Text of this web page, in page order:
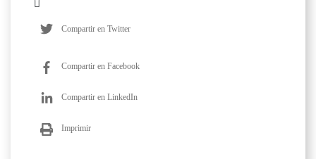
Compartir en Twitter
Compartir en Facebook
Compartir en LinkedIn
Imprimir